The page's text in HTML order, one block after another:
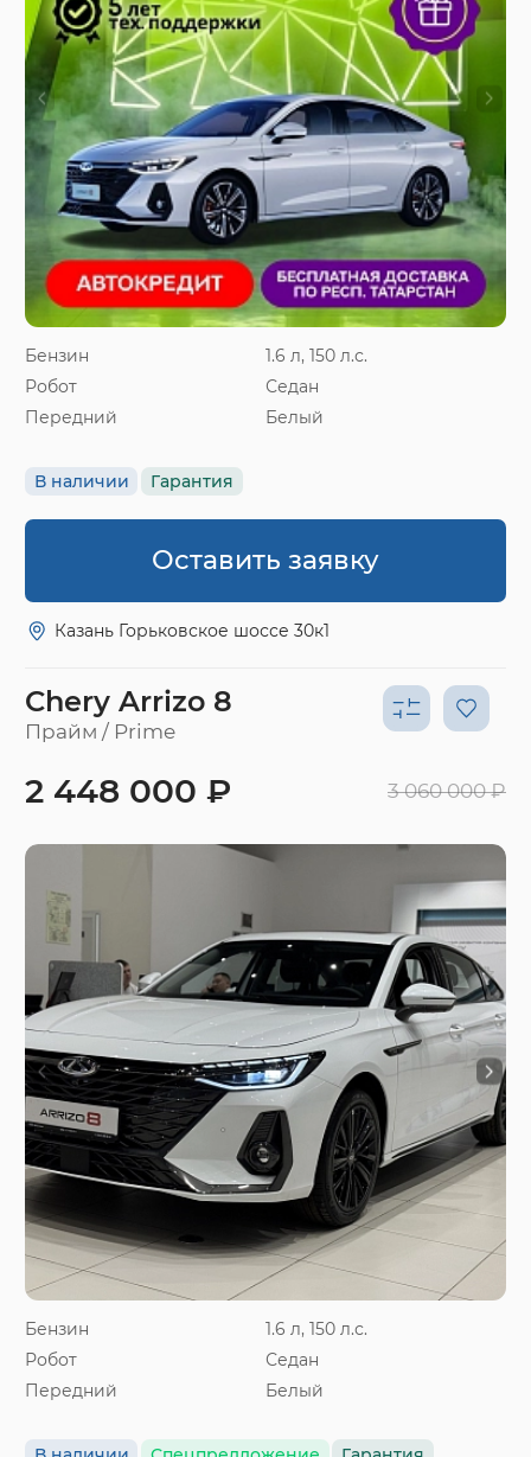
Бензин
1.6 л, 150 л.с.
Робот
Седан
Передний
Белый
В наличии Гарантия
Оставить заявку
Казань Горьковское шоссе 30к1
Chery Arrizo 8
Прайм / Prime
Бензин
1.6 л, 150 л.с.
Робот
Седан
Передний
Белый
2 448 000 ₽ 3 060 000 ₽